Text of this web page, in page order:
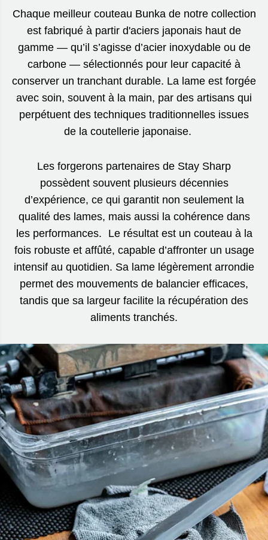
Chaque meilleur couteau Bunka de notre collection
est fabriqué à partir d'aciers japonais haut de
gamme — qu’il s’agisse d’acier inoxydable ou de
carbone — sélectionnés pour leur capacité à
conserver un tranchant durable. La lame est forgée
avec soin, souvent à la main, par des artisans qui
perpétuent des techniques traditionnelles issues
de la coutellerie japonaise.
Les forgerons partenaires de Stay Sharp
possèdent souvent plusieurs décennies
d’expérience, ce qui garantit non seulement la
qualité des lames, mais aussi la cohérence dans
les performances. Le résultat est un couteau à la
fois robuste et affûté, capable d’affronter un usage
intensif au quotidien. Sa lame légèrement arrondie
permet des mouvements de balancier efficaces,
tandis que sa largeur facilite la récupération des
aliments tranchés.